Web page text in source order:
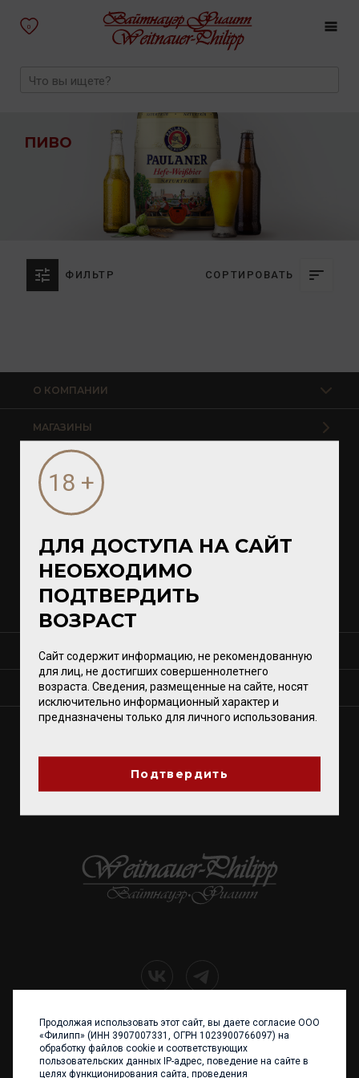
0
ПИВО
ФИЛЬТР СОРТИРОВАТЬ
О КОМПАНИИ
МАГАЗИНЫ
Калининград
Светлогорск
Зеленоградск
Магазины VomFASS
КОНТАКТЫ
СЕРВИСЫ
ВВЕСТИ E-MAIL
+7 (4012) 960 898
236017 Калининград,
ул. Каштановая аллея, 47
Телефон: +7 4012 960 898,
ДЛЯ ДОСТУПА НА САЙТ
НЕОБХОДИМО
ПОДТВЕРДИТЬ
ВОЗРАСТ
Сайт содержит информацию, не рекомендованную
для лиц, не достигших совершеннолетнего
возраста. Сведения, размещенные на сайте, носят
исключительно информационный характер и
предназначены только для личного использования.
Подтвердить
Продолжая использовать этот сайт, вы даете согласие ООО
«Филипп» (ИНН 3907007331, ОГРН 1023900766097) на
обработку файлов cookie и соответствующих
пользовательских данных IP-адрес, поведение на сайте в
целях функционирования сайта, проведения